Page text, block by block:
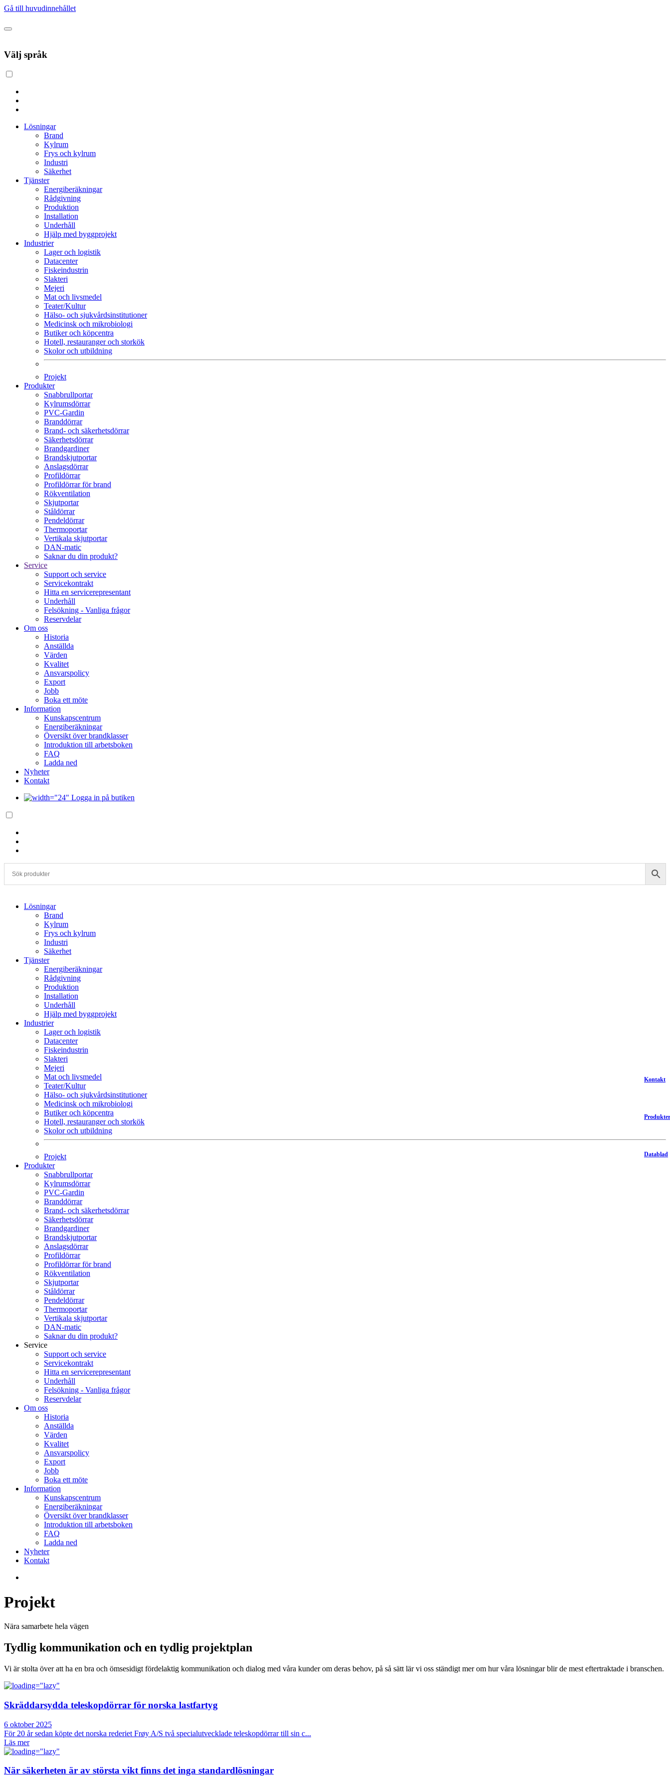
Gå till huvudinnehållet
Välj språk
Lösningar
Brand
Kylrum
Frys och kylrum
Industri
Säkerhet
Tjänster
Energiberäkningar
Rådgivning
Produktion
Installation
Underhåll
Hjälp med byggprojekt
Industrier
Lager och logistik
Datacenter
Fiskeindustrin
Slakteri
Mejeri
Mat och livsmedel
Teater/Kultur
Hälso- och sjukvårdsinstitutioner
Medicinsk och mikrobiologi
Butiker och köpcentra
Hotell, restauranger och storkök
Skolor och utbildning
Projekt
Produkter
Snabbrullportar
Kylrumsdörrar
PVC-Gardin
Branddörrar
Brand- och säkerhetsdörrar
Säkerhetsdörrar
Brandgardiner
Brandskjutportar
Anslagsdörrar
Profildörrar
Profildörrar för brand
Rökventilation
Skjutportar
Ståldörrar
Pendeldörrar
Thermoportar
Vertikala skjutportar
DAN-matic
Saknar du din produkt?
Service
Support och service
Servicekontrakt
Hitta en servicerepresentant
Underhåll
Felsökning - Vanliga frågor
Reservdelar
Om oss
Historia
Anställda
Värden
Kvalitet
Ansvarspolicy
Export
Jobb
Boka ett möte
Information
Kunskapscentrum
Energiberäkningar
Översikt över brandklasser
Introduktion till arbetsboken
FAQ
Ladda ned
Nyheter
Kontakt
Logga in på butiken
Lösningar
Brand
Kylrum
Frys och kylrum
Industri
Säkerhet
Tjänster
Energiberäkningar
Rådgivning
Produktion
Installation
Underhåll
Hjälp med byggprojekt
Industrier
Lager och logistik
Datacenter
Fiskeindustrin
Slakteri
Mejeri
Mat och livsmedel
Teater/Kultur
Hälso- och sjukvårdsinstitutioner
Medicinsk och mikrobiologi
Butiker och köpcentra
Hotell, restauranger och storkök
Skolor och utbildning
Projekt
Produkter
Snabbrullportar
Kylrumsdörrar
PVC-Gardin
Branddörrar
Brand- och säkerhetsdörrar
Säkerhetsdörrar
Brandgardiner
Brandskjutportar
Anslagsdörrar
Profildörrar
Profildörrar för brand
Rökventilation
Skjutportar
Ståldörrar
Pendeldörrar
Thermoportar
Vertikala skjutportar
DAN-matic
Saknar du din produkt?
Service
Support och service
Servicekontrakt
Hitta en servicerepresentant
Underhåll
Felsökning - Vanliga frågor
Reservdelar
Om oss
Historia
Anställda
Värden
Kvalitet
Ansvarspolicy
Export
Jobb
Boka ett möte
Information
Kunskapscentrum
Energiberäkningar
Översikt över brandklasser
Introduktion till arbetsboken
FAQ
Ladda ned
Nyheter
Kontakt
Projekt
Nära samarbete hela vägen
Tydlig kommunikation och en tydlig projektplan
Vi är stolta över att ha en bra och ömsesidigt fördelaktig kommunikation och dialog med våra kunder om deras behov, på så sätt lär vi oss ständigt mer om hur våra lösningar blir de mest eftertraktade i branschen.
Skräddarsydda teleskopdörrar för norska lastfartyg
6 oktober 2025
För 20 år sedan köpte det norska rederiet Frøy A/S två specialutvecklade teleskopdörrar till sin c...
Läs mer
När säkerheten är av största vikt finns det inga standardlösningar
Kontakt
Produkter
Datablad